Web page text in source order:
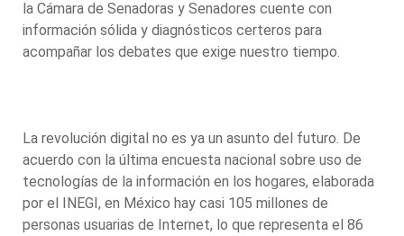
la Cámara de Senadoras y Senadores cuente con
información sólida y diagnósticos certeros para
acompañar los debates que exige nuestro tiempo.
La revolución digital no es ya un asunto del futuro. De
acuerdo con la última encuesta nacional sobre uso de
tecnologías de la información en los hogares, elaborada
por el INEGI, en México hay casi 105 millones de
personas usuarias de Internet, lo que representa el 86